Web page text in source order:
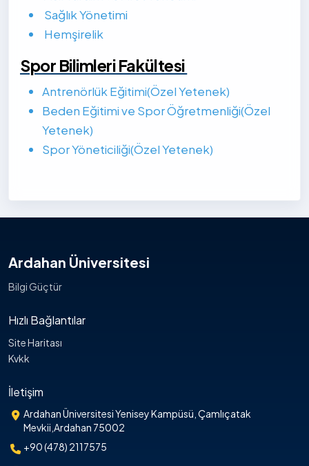
Sağlık Yönetimi
Hemşirelik
Spor Bilimleri Fakültesi
Antrenörlük Eğitimi(Özel Yetenek)
Beden Eğitimi ve Spor Öğretmenliği(Özel
Yetenek)
Spor Yöneticiliği(Özel Yetenek)
Ardahan Üniversitesi
Bilgi Güçtür
Hızlı Bağlantılar
Site Haritası
Kvkk
İletişim
Ardahan Üniversitesi Yenisey Kampüsü, Çamlıçatak
Mevkii,Ardahan 75002
+90 (478) 2117575